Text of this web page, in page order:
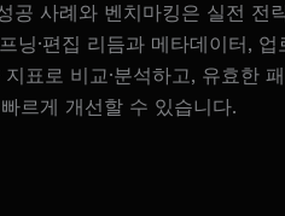
공 사례와 벤치마킹은 실전 전
닝·편집 리듬과 메타데이터,
표로 비교·분석하고, 유효한
르게 개선할 수 있습니다.